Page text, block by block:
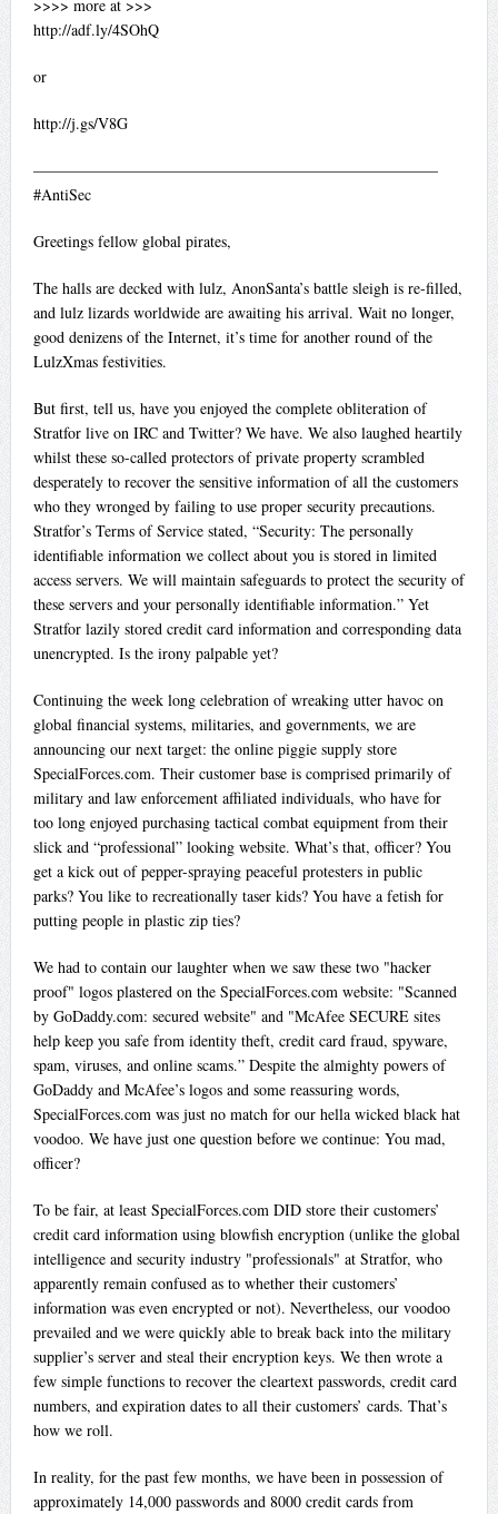
>>>> more at >>>
http://adf.ly/4SOhQ
or
http://j.gs/V8G
——————————————————————————
#AntiSec
Greetings fellow global pirates,
The halls are decked with lulz, AnonSanta’s battle sleigh is re-filled,
and lulz lizards worldwide are awaiting his arrival. Wait no longer,
good denizens of the Internet, it’s time for another round of the
LulzXmas festivities.
But first, tell us, have you enjoyed the complete obliteration of
Stratfor live on IRC and Twitter? We have. We also laughed heartily
whilst these so-called protectors of private property scrambled
desperately to recover the sensitive information of all the customers
who they wronged by failing to use proper security precautions.
Stratfor’s Terms of Service stated, “Security: The personally
identifiable information we collect about you is stored in limited
access servers. We will maintain safeguards to protect the security of
these servers and your personally identifiable information.” Yet
Stratfor lazily stored credit card information and corresponding data
unencrypted. Is the irony palpable yet?
Continuing the week long celebration of wreaking utter havoc on
global financial systems, militaries, and governments, we are
announcing our next target: the online piggie supply store
SpecialForces.com. Their customer base is comprised primarily of
military and law enforcement affiliated individuals, who have for
too long enjoyed purchasing tactical combat equipment from their
slick and “professional” looking website. What’s that, officer? You
get a kick out of pepper-spraying peaceful protesters in public
parks? You like to recreationally taser kids? You have a fetish for
putting people in plastic zip ties?
We had to contain our laughter when we saw these two "hacker
proof" logos plastered on the SpecialForces.com website: "Scanned
by GoDaddy.com: secured website" and "McAfee SECURE sites
help keep you safe from identity theft, credit card fraud, spyware,
spam, viruses, and online scams.” Despite the almighty powers of
GoDaddy and McAfee’s logos and some reassuring words,
SpecialForces.com was just no match for our hella wicked black hat
voodoo. We have just one question before we continue: You mad,
officer?
To be fair, at least SpecialForces.com DID store their customers’
credit card information using blowfish encryption (unlike the global
intelligence and security industry "professionals" at Stratfor, who
apparently remain confused as to whether their customers’
information was even encrypted or not). Nevertheless, our voodoo
prevailed and we were quickly able to break back into the military
supplier’s server and steal their encryption keys. We then wrote a
few simple functions to recover the cleartext passwords, credit card
numbers, and expiration dates to all their customers’ cards. That’s
how we roll.
In reality, for the past few months, we have been in possession of
approximately 14,000 passwords and 8000 credit cards from